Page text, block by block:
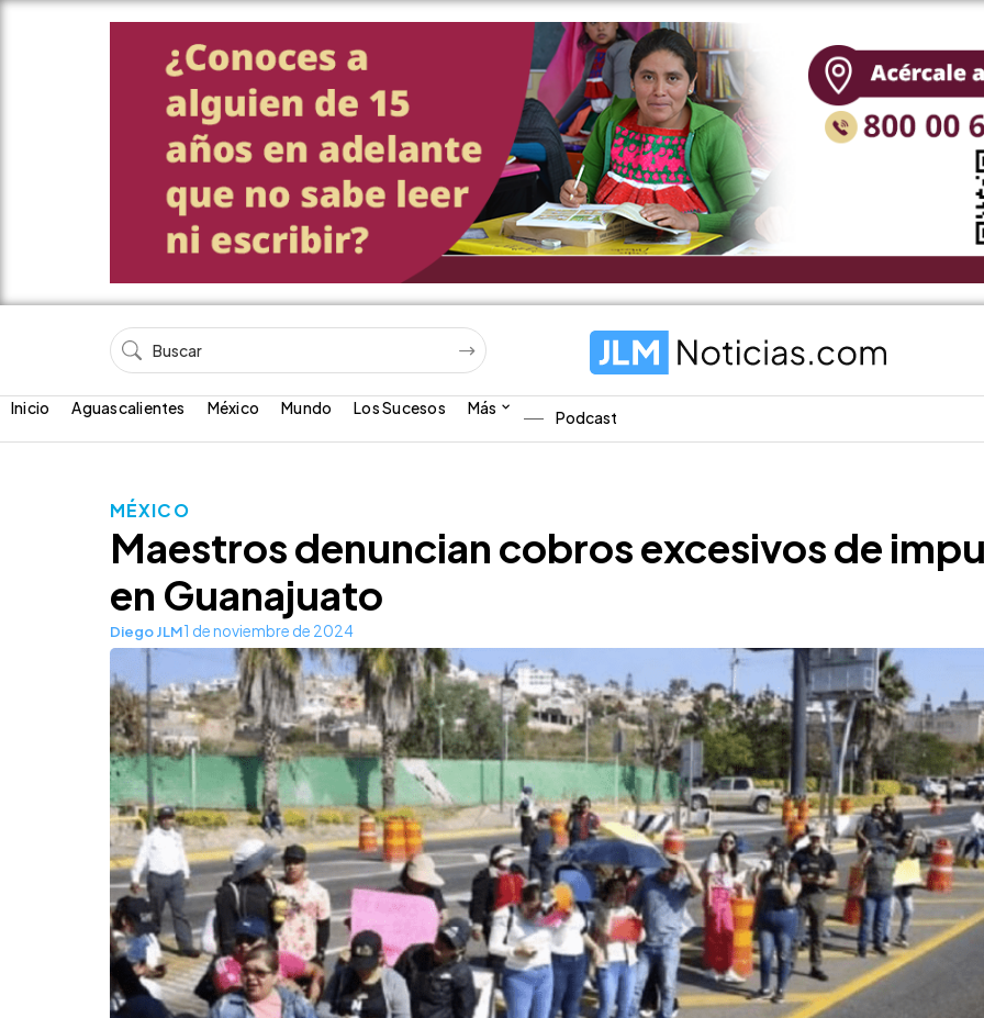
Inicio Aguascalientes México Mundo Los Sucesos Más Podcast
MÉXICO
Maestros denuncian cobros excesivos de
en Guanajuato
Diego JLM1 de noviembre de 2024